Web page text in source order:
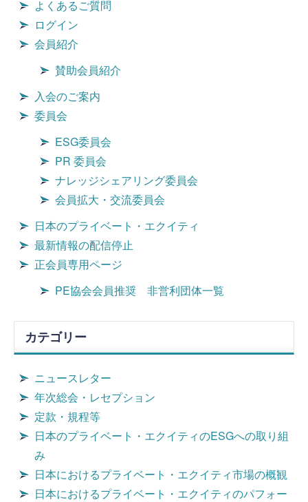
よくあるご質問
ログイン
会員紹介
賛助会員紹介
入会のご案内
委員会
ESG委員会
PR 委員会
ナレッジシェアリング委員会
会員拡大・交流委員会
日本のプライベート・エクイティ
最新情報の配信停止
正会員専用ページ
PE協会会員推奨 非営利団体一覧
カテゴリー
ニュースレター
年次総会・レセプション
定款・規程等
日本のプライベート・エクイティのESGへの取り組
み
日本におけるプライベート・エクイティ市場の概観
日本におけるプライベート・エクイティのパフォー